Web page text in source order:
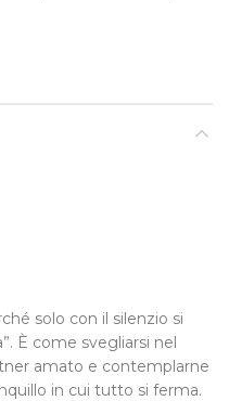
solo con il silenzio si
È come svegliarsi nel
amato e contemplarne
in cui tutto si ferma.